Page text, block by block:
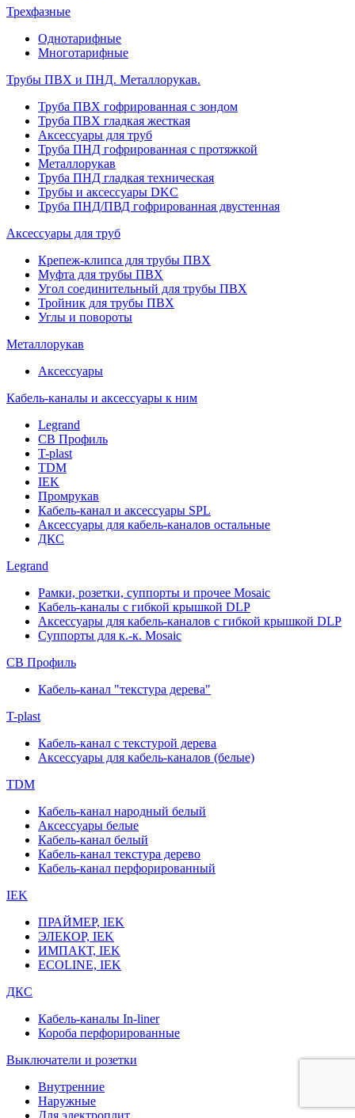
Трехфазные
Однотарифные
Многотарифные
Трубы ПВХ и ПНД. Металлорукав.
Труба ПВХ гофрированная с зондом
Труба ПВХ гладкая жесткая
Аксессуары для труб
Труба ПНД гофрированная с протяжкой
Металлорукав
Труба ПНД гладкая техническая
Трубы и аксессуары DKC
Труба ПНД/ПВД гофрированная двустенная
Аксессуары для труб
Крепеж-клипса для трубы ПВХ
Муфта для трубы ПВХ
Угол соединительный для трубы ПВХ
Тройник для трубы ПВХ
Углы и повороты
Металлорукав
Аксессуары
Кабель-каналы и аксессуары к ним
Legrand
СВ Профиль
T-plast
TDM
IEK
Промрукав
Кабель-канал и аксессуары SPL
Аксессуары для кабель-каналов остальные
ДКС
Legrand
Рамки, розетки, суппорты и прочее Mosaic
Кабель-каналы с гибкой крышкой DLP
Аксессуары для кабель-каналов с гибкой крышкой DLP
Суппорты для к.-к. Mosaic
СВ Профиль
Кабель-канал "текстура дерева"
T-plast
Кабель-канал с текстурой дерева
Аксессуары для кабель-каналов (белые)
TDM
Кабель-канал народный белый
Аксессуары белые
Кабель-канал белый
Кабель-канал текстура дерево
Кабель-канал перфорированный
IEK
ПРАЙМЕР, IEK
ЭЛЕКОР, IEK
ИМПАКТ, IEK
ECOLINE, IEK
ДКС
Кабель-каналы In-liner
Короба перфорированные
Выключатели и розетки
Внутренние
Наружные
Для электроплит